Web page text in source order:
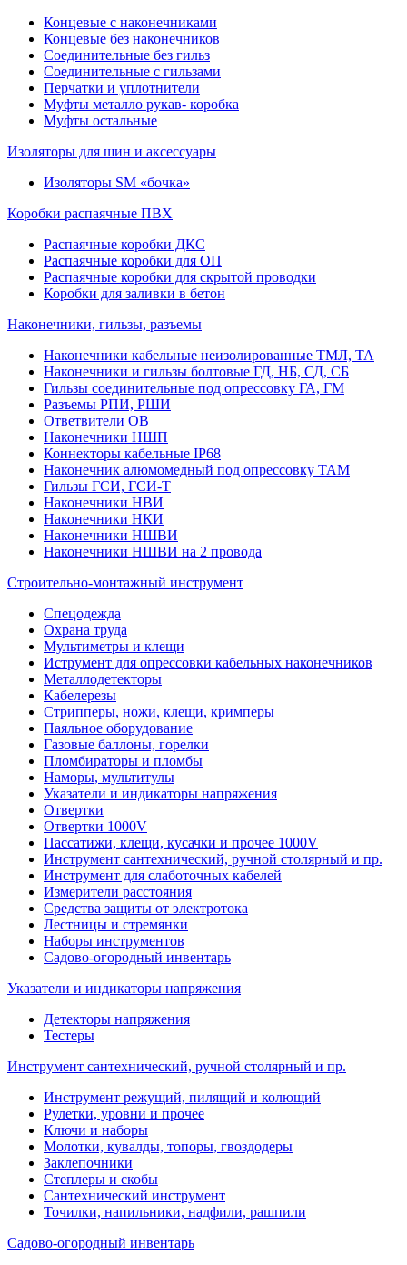
Концевые с наконечниками
Концевые без наконечников
Соединительные без гильз
Соединительные с гильзами
Перчатки и уплотнители
Муфты металло рукав- коробка
Муфты остальные
Изоляторы для шин и аксессуары
Изоляторы SM «бочка»
Коробки распаячные ПВХ
Распаячные коробки ДКС
Распаячные коробки для ОП
Распаячные коробки для скрытой проводки
Коробки для заливки в бетон
Наконечники, гильзы, разъемы
Наконечники кабельные неизолированные ТМЛ, ТА
Наконечники и гильзы болтовые ГД, НБ, СД, СБ
Гильзы соединительные под опрессовку ГА, ГМ
Разъемы РПИ, РШИ
Ответвители ОВ
Наконечники НШП
Коннекторы кабельные IP68
Наконечник алюмомедный под опрессовку ТАМ
Гильзы ГСИ, ГСИ-Т
Наконечники НВИ
Наконечники НКИ
Наконечники НШВИ
Наконечники НШВИ на 2 провода
Строительно-монтажный инструмент
Спецодежда
Охрана труда
Мультиметры и клещи
Иструмент для опрессовки кабельных наконечников
Металлодетекторы
Кабелерезы
Стрипперы, ножи, клещи, кримперы
Паяльное оборудование
Газовые баллоны, горелки
Пломбираторы и пломбы
Наморы, мультитулы
Указатели и индикаторы напряжения
Отвертки
Отвертки 1000V
Пассатижи, клещи, кусачки и прочее 1000V
Инструмент сантехнический, ручной столярный и пр.
Инструмент для слаботочных кабелей
Измерители расстояния
Средства защиты от электротока
Лестницы и стремянки
Наборы инструментов
Садово-огородный инвентарь
Указатели и индикаторы напряжения
Детекторы напряжения
Тестеры
Инструмент сантехнический, ручной столярный и пр.
Инструмент режущий, пилящий и колющий
Рулетки, уровни и прочее
Ключи и наборы
Молотки, кувалды, топоры, гвоздодеры
Заклепочники
Степлеры и скобы
Сантехнический инструмент
Точилки, напильники, надфили, рашпили
Садово-огородный инвентарь